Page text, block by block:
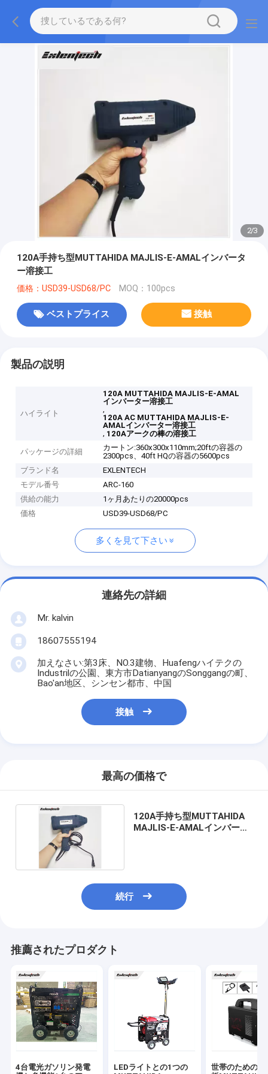
2/3
120A手持ち型MUTTAHIDA MAJLIS-E-AMALインバータ
ー溶接工
価格：USD39-USD68/PC MOQ：100pcs
ベストプライス 接触
製品の説明
ハイライト
120A MUTTAHIDA MAJLIS-E-AMAL
インバーター溶接工
,
120A AC MUTTAHIDA MAJLIS-E-
AMALインバーター溶接工
, 120Aアークの棒の溶接工
パッケージの詳細
カートン:360x300x110mm;20ftの容器の
2300pcs、40ft HQの容器の5600pcs
ブランド名
EXLENTECH
モデル番号
ARC-160
供給の能力
1ヶ月あたりの20000pcs
価格
USD39-USD68/PC
多くを見て下さい
連絡先の詳細
Mr. kalvin
18607555194
加えなさい:第3床、NO.3建物、Huafengハイテクの
Industrilの公園、東方市DatianyangのSonggangの町、
Bao'an地区、シンセン都市、中国
接触
最高の価格で
120A手持ち型MUTTAHIDA
MAJLIS-E-AMALインバータ
続行
推薦されたプロダクト
4台電光ガソリン発電
LEDライトとの1つの
世帯のための小